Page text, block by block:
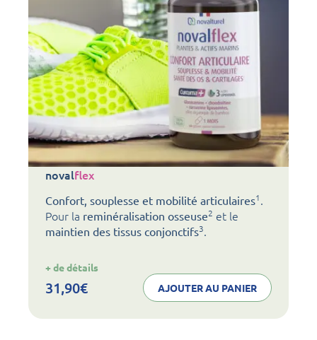
novalflex
Confort, souplesse et mobilité articulaires1.
Pour la reminéralisation osseuse2 et le
maintien des tissus conjonctifs3.
+ de détails
31,90€ AJOUTER AU PANIER